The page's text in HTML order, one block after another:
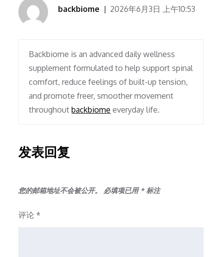
backbiome 2026年6月3日 上午10:53
Backbiome is an advanced daily wellness
supplement formulated to help support spinal
comfort, reduce feelings of built-up tension,
and promote freer, smoother movement
throughoutbackbiome everyday life.
发表回复
您的邮箱地址不会被公开。 必填项已用 *标注
评论 *